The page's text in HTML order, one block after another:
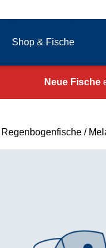
Shop & Fische
Neue Fische
Regenbogenfische/